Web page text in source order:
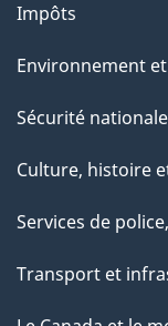
Impôts
Environnement
Sécurité
Culture, histoire
Services de
Transport et